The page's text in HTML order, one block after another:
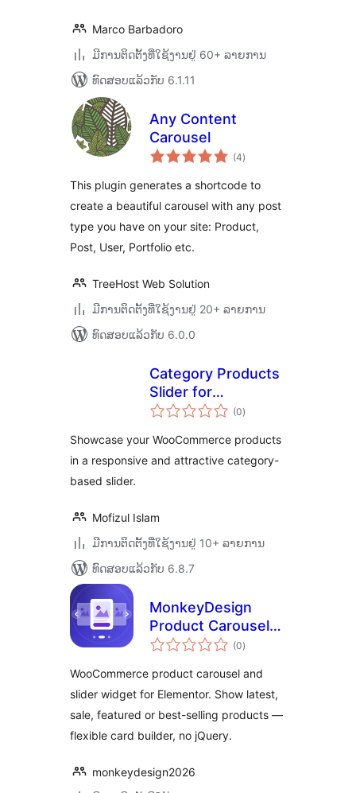
Marco Barbadoro
ມີການຕິດຕັ້ງທີ່ໃຊ້ງານຢູ່ 60+ ລາຍການ
ທົດສອບແລ້ວກັບ 6.1.11
Any Content
Carousel
(4ຄະແນນ
ທັງໝົດ
)
This plugin generates a shortcode to
create a beautiful carousel with any post
type you have on your site: Product,
Post, User, Portfolio etc.
TreeHost Web Solution
ມີການຕິດຕັ້ງທີ່ໃຊ້ງານຢູ່ 20+ ລາຍການ
ທົດສອບແລ້ວກັບ 6.0.0
Category Products
Slider for
WooCommerce
(0ຄະແນນ
ທັງໝົດ
)
Showcase your WooCommerce products
in a responsive and attractive category-
based slider.
Mofizul Islam
ມີການຕິດຕັ້ງທີ່ໃຊ້ງານຢູ່ 10+ ລາຍການ
ທົດສອບແລ້ວກັບ 6.8.7
MonkeyDesign
Product Carousel
for Elementor
(0ຄະແນນ
ທັງໝົດ
)
WooCommerce product carousel and
slider widget for Elementor. Show latest,
sale, featured or best-selling products —
flexible card builder, no jQuery.
monkeydesign2026